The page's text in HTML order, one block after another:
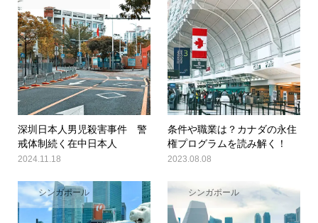
深圳日本人男児殺害事件 警
戒体制続く在中日本人
2024.11.18
条件や職業は？カナダの永住
権プログラムを読み解く！
2023.08.08
シンガポール シンガポール